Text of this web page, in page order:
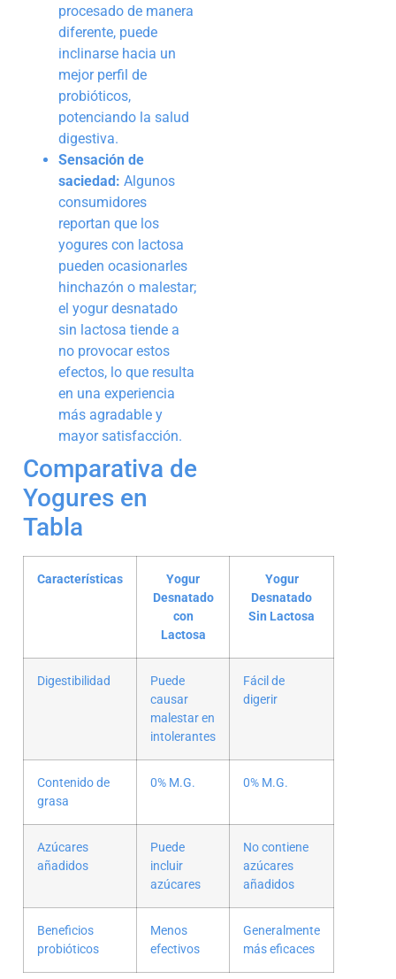
procesado de manera
diferente, puede
inclinarse hacia un
mejor perfil de
probióticos,
potenciando la salud
digestiva.
Sensación de
saciedad: Algunos
consumidores
reportan que los
yogures con lactosa
pueden ocasionarles
hinchazón o malestar;
el yogur desnatado
sin lactosa tiende a
no provocar estos
efectos, lo que resulta
en una experiencia
más agradable y
mayor satisfacción.
Comparativa de
Yogures en
Tabla
Características
Yogur
Desnatado
con
Lactosa
Yogur
Desnatado
Sin Lactosa
Digestibilidad
Puede
causar
malestar en
intolerantes
Fácil de
digerir
Contenido de
grasa
0% M.G. 0% M.G.
Azúcares
añadidos
Puede
incluir
azúcares
No contiene
azúcares
añadidos
Beneficios
probióticos
Menos
efectivos
Generalmente
más eficaces